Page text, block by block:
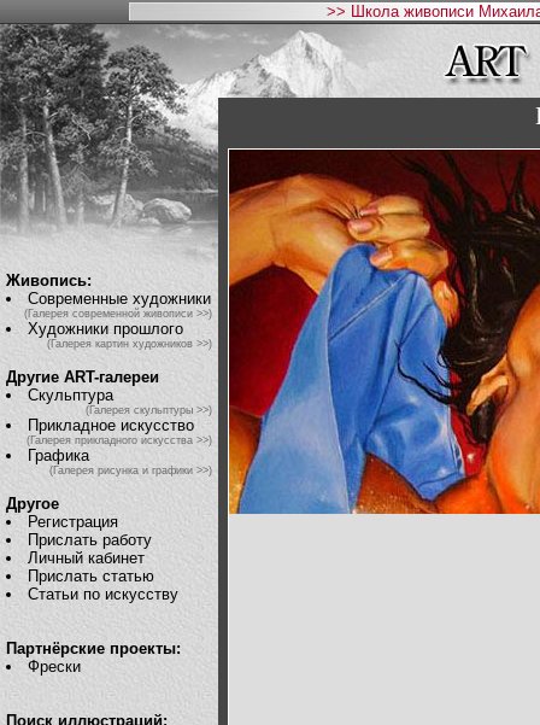
>> Школа живописи
Живопись:
Современные художники
(Галерея современной живописи >>)
Художники прошлого
(Галерея картин художников >>)
Другие ART-галереи
Скульптура
(Галерея скульптуры >>)
Прикладное искусство
(Галерея прикладного искусства >>)
Графика
(Галерея рисунка и графики >>)
Другое
Регистрация
Прислать работу
Личный кабинет
Прислать статью
Статьи по искусству
Партнёрские проекты:
Фрески
Поиск иллюстраций: